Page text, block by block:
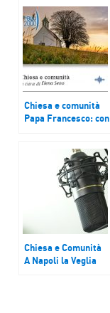
Chiesa e comunità
Papa Francesco: con
fabbricanti di armi.
Don Renato Sacco
(Pax Christi): tenere
sveglie le coscienze
Chiesa e Comunità
A Napoli la Veglia